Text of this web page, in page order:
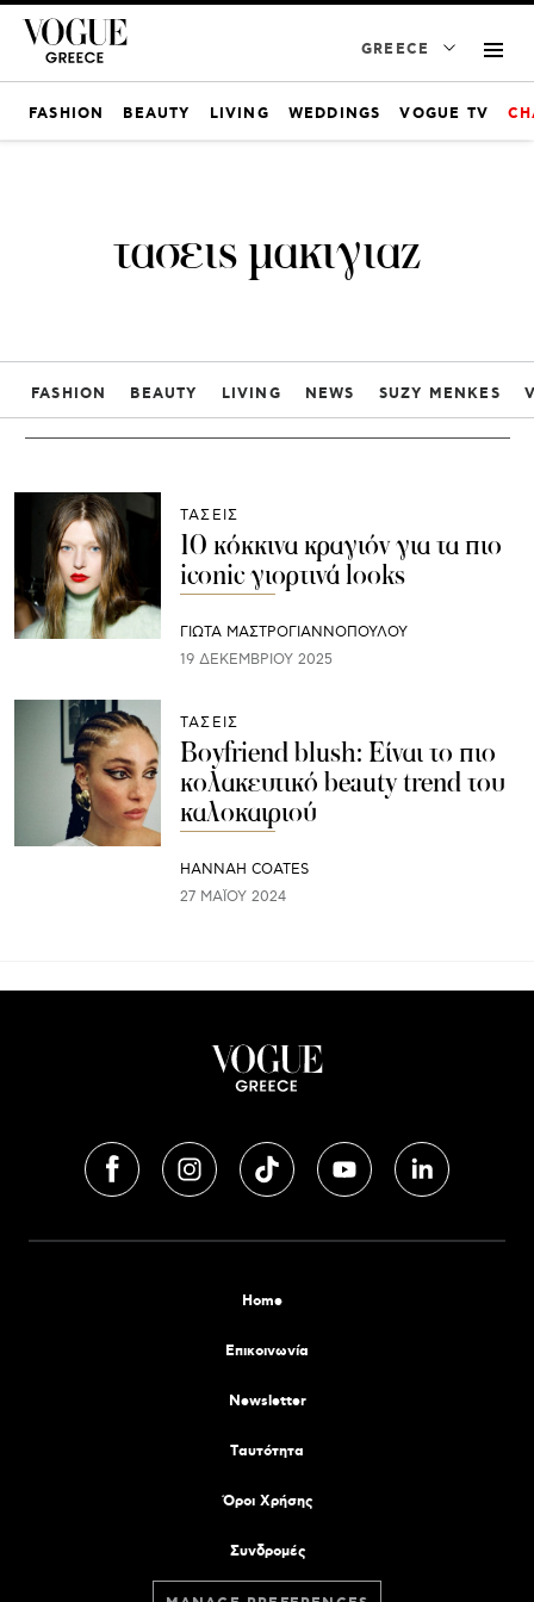
GREECE
FASHION BEAUTY LIVING WEDDINGS VOGUE TV
τασεις μακιγιαζ
FASHION BEAUTY LIVING NEWS SUZY MENKES
ΤΑΣΕΙΣ
10 κόκκινα κραγιόν για τα πιο
iconic γιορτινά looks
ΓΙΩΤΑ ΜΑΣΤΡΟΓΙΑΝΝΟΠΟΥΛΟΥ
19 ΔΕΚΕΜΒΡΊΟΥ 2025
ΤΑΣΕΙΣ
Boyfriend blush: Είναι το πιο
κολακευτικό beauty trend του
καλοκαιριού
HANNAH COATES
27 ΜΑΪ́ΟΥ 2024
Home
Επικοινωνία
Newsletter
Tαυτότητα
Όροι Χρήσης
Συνδρομές